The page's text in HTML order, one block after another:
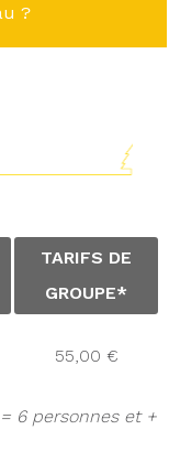
?
TARIFS DE
GROUPE*
55,00 €
6 personnes et +